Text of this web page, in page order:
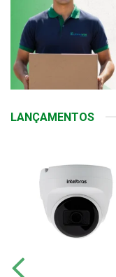
LANÇAMENTOS